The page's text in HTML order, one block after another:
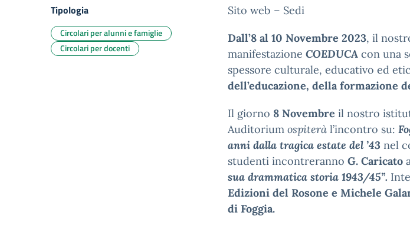
Sito web – Sedi
Dall’8 al 10 Novembre 2023, il
manifestazione COEDUCA con una
spessore culturale, educativo ed
dell’educazione, della formazione
Il giorno 8 Novembre il nostro
Auditorium ospiterà l’incontro su:
anni dalla tragica estate del ’43 nel
studenti incontreranno G. Caricato
sua drammatica storia 1943/45”.
Edizioni del Rosone e Michele
di Foggia.
Tipologia
Circolari per alunni e famiglie
Circolari per docenti